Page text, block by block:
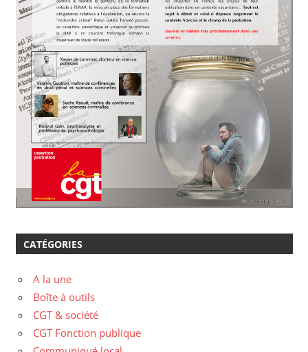
CATÉGORIES
A la une
Boîte à outils
CGT & société
CGT Fonction publique